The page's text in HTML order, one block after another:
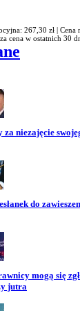
267,30 zł | Cena
cena w ostatnich 30
za niezajęcie
do
mogą się
jutra